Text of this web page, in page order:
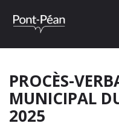
PROCÈS-
MUNICIPAL
2025